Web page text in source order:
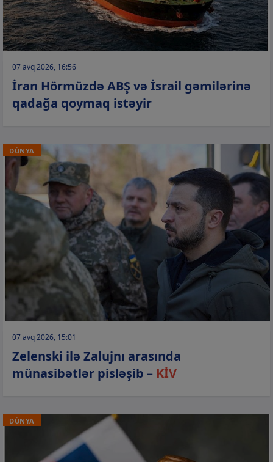
07 avq 2026, 16:56
İran Hörmüzdə ABŞ və İsrail gəmilərinə
qadağa qoymaq istəyir
DÜNYA
07 avq 2026, 15:01
Zelenski ilə Zalujnı arasında
münasibətlər pisləşib – KİV
DÜNYA